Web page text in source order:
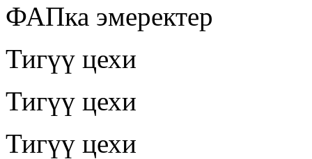
ФАПка эмеректер
Тигүү цехи
Тигүү цехи
Тигүү цехи